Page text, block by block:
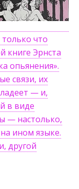
что
книге Эрнста
опьянения».
связи, их
— и,
в виде
— настолько,
ином языке.
другой